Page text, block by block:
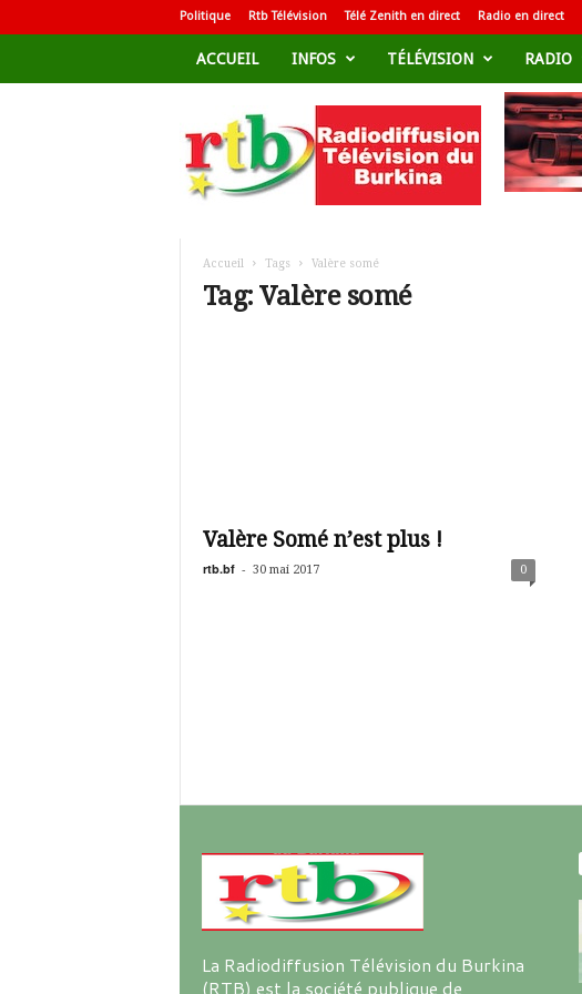
Politique Rtb Télévision Télé Zenith en direct Radio en direct
ACCUEIL INFOS TÉLÉVISION RADIO
d
i
i
Accueil Tags Valère somé
Tag: Valère somé
Valère Somé n’est plus !
rtb.bf - 30 mai 2017 0
La Radiodiffusion Télévision du Burkina
(RTB) est la société publique de